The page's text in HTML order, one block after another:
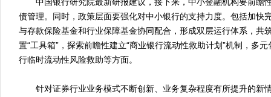
债管理。同时，政策层面要强化对中小银行的支持力度。包括加快
与存款保险基金和行业保障基金协同配合，形成双层运行体系，共
置“工具箱”，探索前瞻性建立“商业银行流动性救助计划”机制，多
行临时流动性风险救助等方面。
针对证券行业业务模式不断创新、业务复杂程度有所提升的新